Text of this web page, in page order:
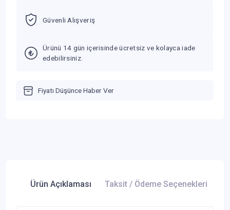
Güvenli Alışveriş
Ürünü 14 gün içerisinde ücretsiz ve kolayca iade
edebilirsiniz.
Fiyatı Düşünce Haber Ver
Ürün Açıklaması Taksit / Ödeme Seçenekleri